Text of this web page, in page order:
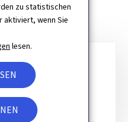
zu statistischen
aktiviert, wenn Sie
lesen.